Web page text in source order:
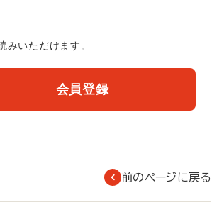
みいただけます。
会員登録
前のページに戻る